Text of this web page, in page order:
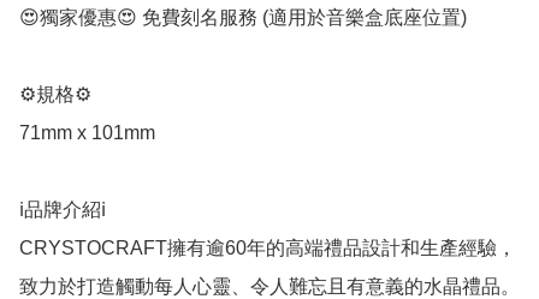
😍獨家優惠😍 免費刻名服務 (適用於音樂盒底座位置)
⚙️規格⚙️
71mm x 101mm
ℹ️品牌介紹ℹ️
CRYSTOCRAFT擁有逾60年的高端禮品設計和生產經驗，
致力於打造觸動每人心靈、令人難忘且有意義的水晶禮品。